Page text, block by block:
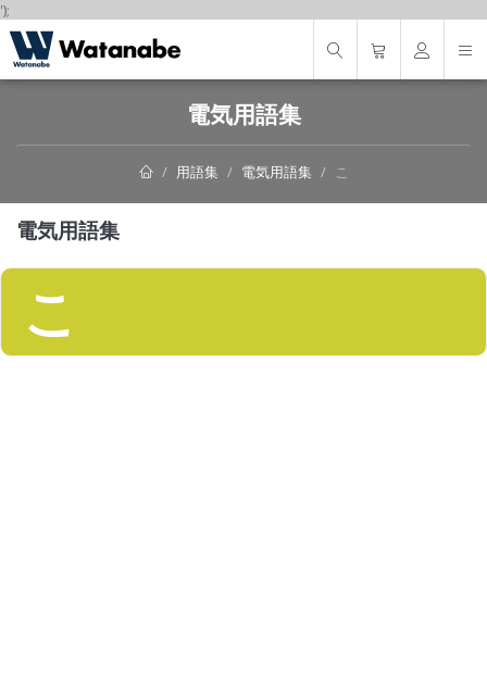
');
電気用語集
用語集 電気用語集 こ
電気用語集
こ